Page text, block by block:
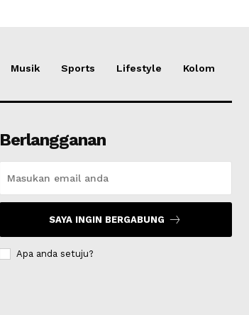
Musik Sports Lifestyle Kolom
Berlangganan
SAYA INGIN BERGABUNG
Apa anda setuju?